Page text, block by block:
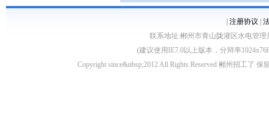
注册协议
联系地址:郴州市青山陇灌区水电管理
(建议使用IE7.0以上版本，分辩率
Copyright since&nbsp;2012 All Rights Reserved 郴州招工了